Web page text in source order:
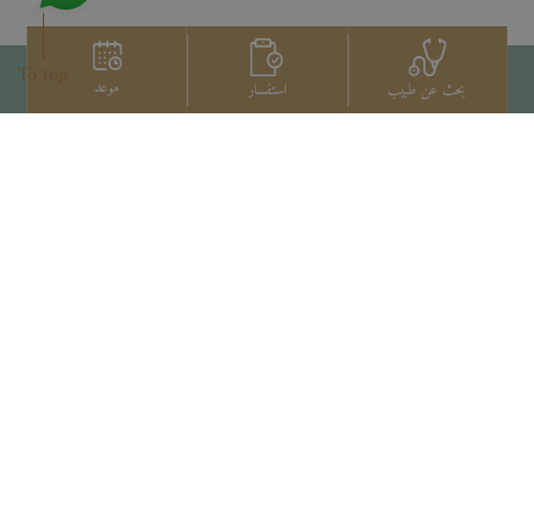
بحث عن طبيب استفسار موعد To top